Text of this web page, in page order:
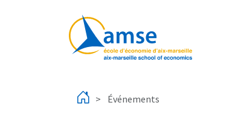
Événements